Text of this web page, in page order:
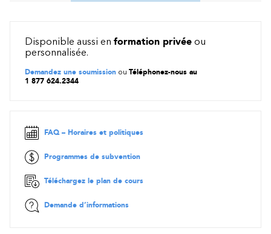
Contenu
Microsoft Fabric
Ingérer des données avec des flux de données Gen2 dans
Utiliser des pipelines Data Factory dans Microsoft Fabric
⭐ Découvrez les autres Applied Skills:
iexpertise.com)
Disponible aussi en formation privée ou
personnalisée.
Demandez une soumission ou Téléphonez-nous au
1 877 624.2344
FAQ – Horaires et politiques
Programmes de subvention
Téléchargez le plan de cours
Demande d’informations